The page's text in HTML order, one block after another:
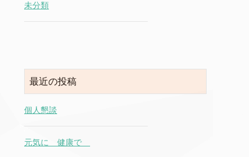
未分類
最近の投稿
個人懇談
元気に 健康で